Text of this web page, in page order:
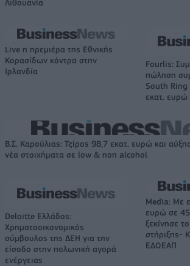
Λιθουανία
Live η πρεμιέρα της Εθνικής
Κορασίδων κόντρα στην
Ιρλανδία
Fourlis:
πώληση
South Ring
εκατ. ευρώ
Β.Σ. Καρούλιας: Τζίρος 98,7 εκατ. ευρώ και
νέα στοιχήματα σε low & non alcohol
Deloitte Ελλάδος:
Χρηματοοικονομικός
σύμβουλος της ΔΕΗ για την
είσοδο στην πολωνική αγορά
ενέργειας
Media: Με
ευρώ σε
ξεκίνησε
στήριξης-
ΕΔΟΕΑΠ